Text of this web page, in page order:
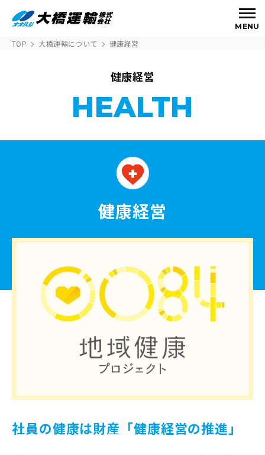
MENU
TOP 大橋運輸について 健康経営
健康経営
HEALTH
健康経営
社員の健康は財産「健康経営の推進」